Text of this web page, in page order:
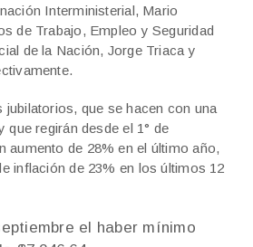
Interministerial, Mario
de Trabajo, Empleo y Seguridad
de la Nación, Jorge Triaca y
jubilatorios, que se hacen con una
regirán desde el 1° de
aumento de 28% en el último año,
inflación de 23% en los últimos 12
el haber mínimo